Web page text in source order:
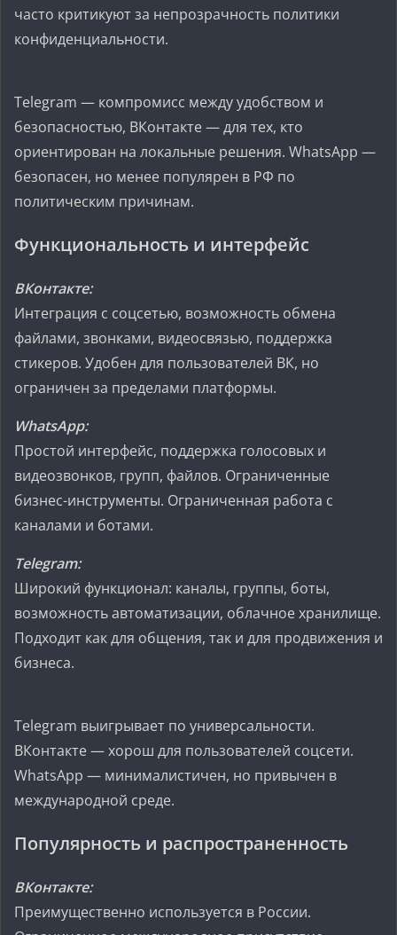
часто критикуют за непрозрачность политики
конфиденциальности.
Telegram — компромисс между удобством и
безопасностью, ВКонтакте — для тех, кто
ориентирован на локальные решения. WhatsApp —
безопасен, но менее популярен в РФ по
политическим причинам.
Функциональность и интерфейс
ВКонтакте:
Интеграция с соцсетью, возможность обмена
файлами, звонками, видеосвязью, поддержка
стикеров. Удобен для пользователей ВК, но
ограничен за пределами платформы.
WhatsApp:
Простой интерфейс, поддержка голосовых и
видеозвонков, групп, файлов. Ограниченные
бизнес-инструменты. Ограниченная работа с
каналами и ботами.
Telegram:
Широкий функционал: каналы, группы, боты,
возможность автоматизации, облачное хранилище.
Подходит как для общения, так и для продвижения и
бизнеса.
Telegram выигрывает по универсальности.
ВКонтакте — хорош для пользователей соцсети.
WhatsApp — минималистичен, но привычен в
международной среде.
Популярность и распространенность
ВКонтакте:
Преимущественно используется в России.